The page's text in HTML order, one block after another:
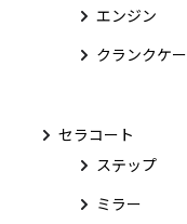
エンジン
クランクケ
セラコート
ステップ
ミラー